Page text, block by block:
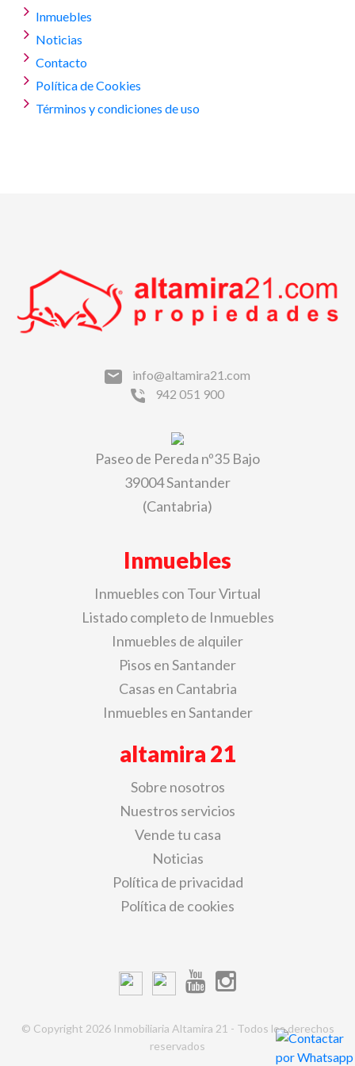
Inmuebles
Noticias
Contacto
Política de Cookies
Términos y condiciones de uso
info@altamira21.com
942 051 900
Paseo de Pereda nº35 Bajo
39004 Santander
(Cantabria)
Inmuebles
Inmuebles con Tour Virtual
Listado completo de Inmuebles
Inmuebles de alquiler
Pisos en Santander
Casas en Cantabria
Inmuebles en Santander
altamira 21
Sobre nosotros
Nuestros servicios
Vende tu casa
Noticias
Política de privacidad
Política de cookies
© Copyright 2026 Inmobiliaria Altamira 21 - Todos los derechos
reservados